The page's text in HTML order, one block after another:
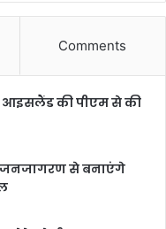
Comments
ने आइसलैंड की पीएम से की
जनजागरण से बनाएंगे